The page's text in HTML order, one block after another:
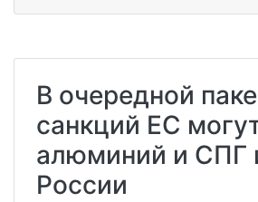
В очередной
санкций ЕС
алюминий и СПГ
России